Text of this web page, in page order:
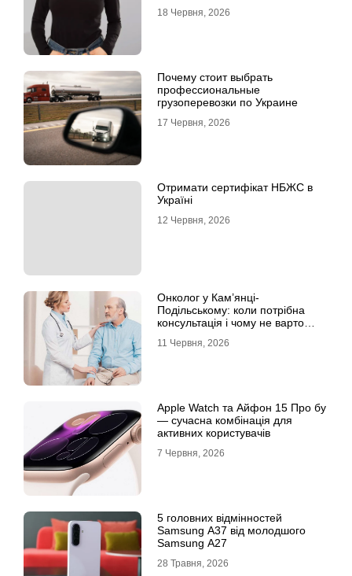
18 Червня, 2026
Почему стоит выбрать
профессиональные
грузоперевозки по Украине
17 Червня, 2026
Отримати сертифікат НБЖС в
Україні
12 Червня, 2026
Онколог у Кам’янці-
Подільському: коли потрібна
консультація і чому не варто
11 Червня, 2026
Apple Watch та Айфон 15 Про бу
— сучасна комбінація для
активних користувачів
7 Червня, 2026
5 головних відмінностей
Samsung A37 від молодшого
Samsung A27
28 Травня, 2026